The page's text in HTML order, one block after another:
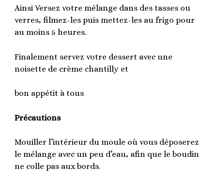
Ainsi Versez votre mélange dans des tasses ou
verres, filmez-les puis mettez-les au frigo pour
au moins 5 heures.
Finalement servez votre dessert avec une
noisette de crème chantilly et
bon appétit à tous
Précautions
Mouiller l’intérieur du moule où vous déposerez
le mélange avec un peu d’eau, afin que le boudin
ne colle pas aux bords.